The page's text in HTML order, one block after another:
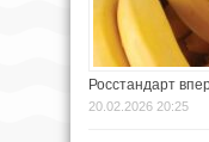
Росстандарт
20.02.2026 20:25